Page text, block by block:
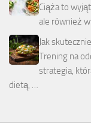
Ciąża to
ale również
Jak
Trening na
strategia,
dietą, …